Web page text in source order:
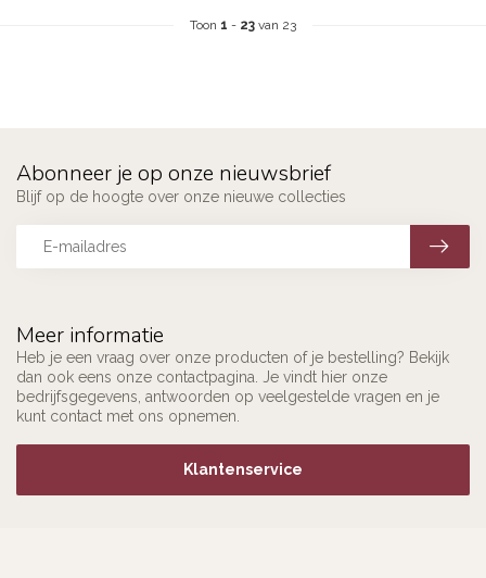
Toon 1 - 23 van 23
Meer informatie
Heb je een vraag over onze producten of je bestelling? Bekijk
dan ook eens onze contactpagina. Je vindt hier onze
bedrijfsgegevens, antwoorden op veelgestelde vragen en je
kunt contact met ons opnemen.
Klantenservice
Abonneer je op onze nieuwsbrief
Blijf op de hoogte over onze nieuwe collecties